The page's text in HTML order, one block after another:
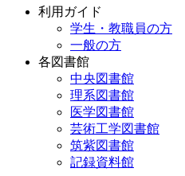
利用ガイド
学生・教職員の方
一般の方
各図書館
中央図書館
理系図書館
医学図書館
芸術工学図書館
筑紫図書館
記録資料館